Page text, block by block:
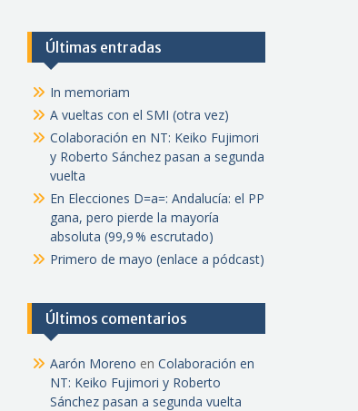
Últimas entradas
In memoriam
A vueltas con el SMI (otra vez)
Colaboración en NT: Keiko Fujimori
y Roberto Sánchez pasan a segunda
vuelta
En Elecciones D=a=: Andalucía: el PP
gana, pero pierde la mayoría
absoluta (99,9 % escrutado)
Primero de mayo (enlace a pódcast)
Últimos comentarios
Aarón Moreno en Colaboración en
NT: Keiko Fujimori y Roberto
Sánchez pasan a segunda vuelta